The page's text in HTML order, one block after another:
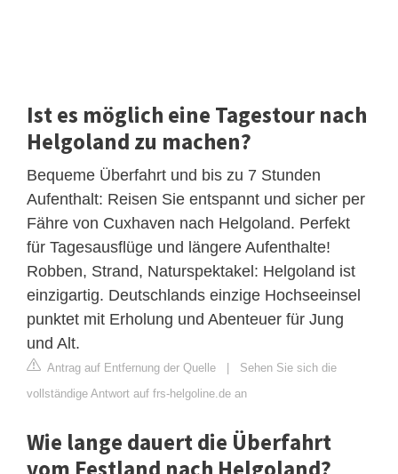
Ist es möglich eine Tagestour nach
Helgoland zu machen?
Bequeme Überfahrt und bis zu 7 Stunden
Aufenthalt: Reisen Sie entspannt und sicher per
Fähre von Cuxhaven nach Helgoland. Perfekt
für Tagesausflüge und längere Aufenthalte!
Robben, Strand, Naturspektakel: Helgoland ist
einzigartig. Deutschlands einzige Hochseeinsel
punktet mit Erholung und Abenteuer für Jung
und Alt.
Antrag auf Entfernung der Quelle | Sehen Sie sich die
vollständige Antwort auf frs-helgoline.de an
Wie lange dauert die Überfahrt
vom Festland nach Helgoland?